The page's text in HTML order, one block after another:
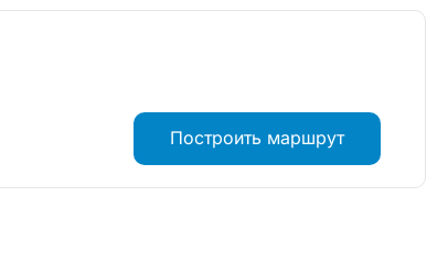
Построить маршрут